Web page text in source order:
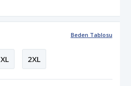
Beden Tablosu
XL 2XL